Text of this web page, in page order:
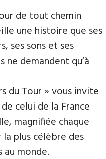
de tout chemin
une histoire que ses
ses sons et ses
ne demandent qu’à
du Tour » vous invite
celui de la France
magnifiée chaque
plus célèbre des
au monde.